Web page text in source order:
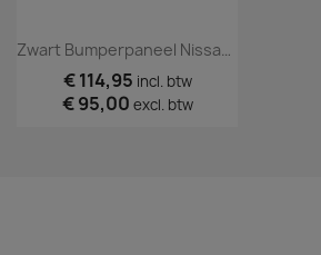
Zwart Bumperpaneel Nissan NV300 Trekhaak
€ 114,95 incl. btw
€ 95,00 excl. btw